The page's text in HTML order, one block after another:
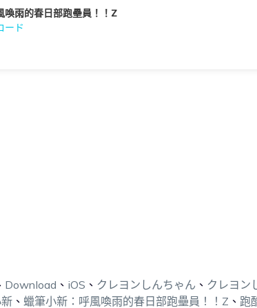
喚雨的春日部跑壘員！！Z
ード
Download 、 iOS 、 クレヨンしんちゃん 、 クレヨン
、 蠟筆小新：呼風喚雨的春日部跑壘員！！Z 、 跑